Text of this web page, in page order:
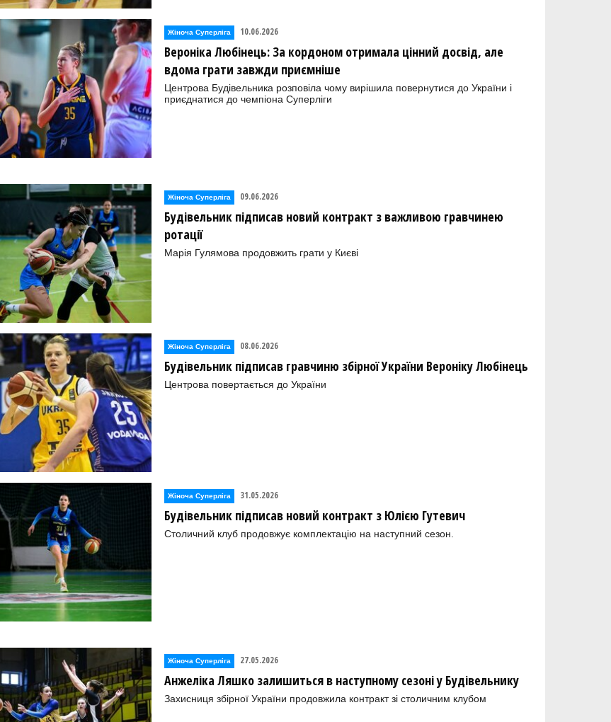
Жіноча Суперліга 10.06.2026
Вероніка Любінець: За кордоном отримала цінний досвід, але
вдома грати завжди приємніше
Центрова Будівельника розповіла чому вирішила повернутися до України і
приєднатися до чемпіона Суперліги
Жіноча Суперліга 09.06.2026
Будівельник підписав новий контракт з важливою гравчинею
ротації
Марія Гулямова продовжить грати у Києві
Жіноча Суперліга 08.06.2026
Будівельник підписав гравчиню збірної України Вероніку Любінець
Центрова повертається до України
Жіноча Суперліга 31.05.2026
Будівельник підписав новий контракт з Юлією Гутевич
Столичний клуб продовжує комплектацію на наступний сезон.
Жіноча Суперліга 27.05.2026
Анжеліка Ляшко залишиться в наступному сезоні у Будівельнику
Захисниця збірної України продовжила контракт зі столичним клубом